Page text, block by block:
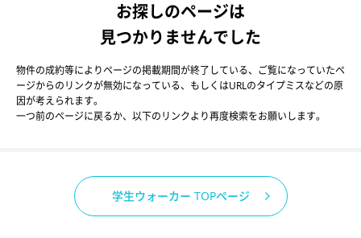
お探しのページは
見つかりませんでした
物件の成約等によりページの掲載期間が終了している、ご覧になっていたペ
ージからのリンクが無効になっている、もしくはURLのタイプミスなどの原
因が考えられます。
一つ前のページに戻るか、以下のリンクより再度検索をお願いします。
学生ウォーカー TOPページ